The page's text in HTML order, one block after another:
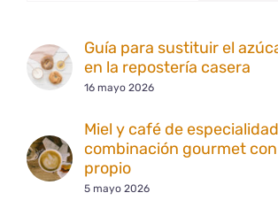
Guía para sustituir el
en la repostería casera
16 mayo 2026
Miel y café de
combinación gourmet
propio
5 mayo 2026